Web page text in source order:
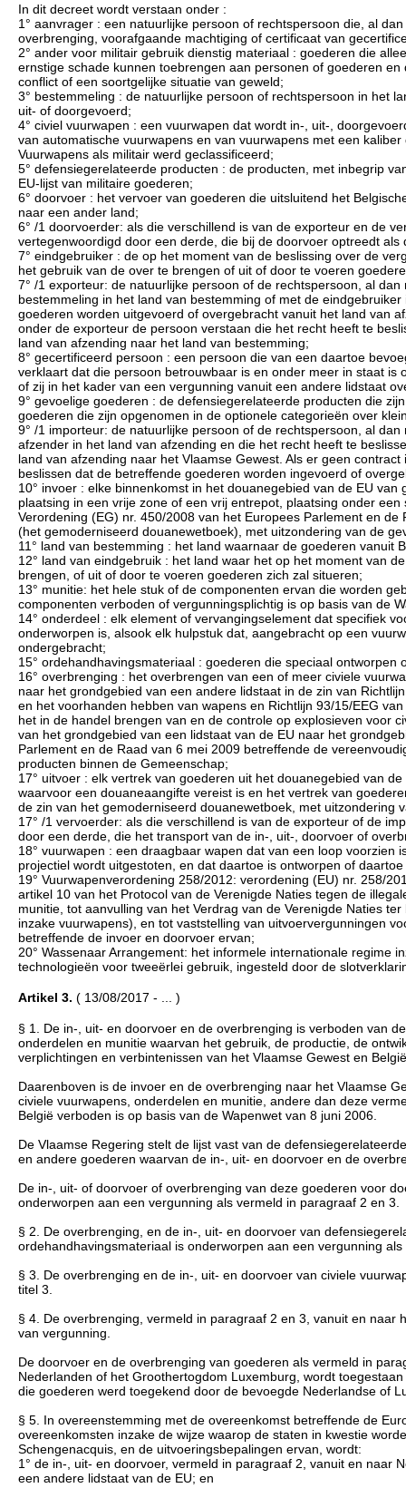
In dit decreet wordt verstaan onder :
1° aanvrager : een natuurlijke persoon of rechtspersoon die, al
overbrenging, voorafgaande machtiging of certificaat van
2° ander voor militair gebruik dienstig materiaal : goederen die
ernstige schade kunnen toebrengen aan personen of goederen
conflict of een soortgelijke situatie van geweld;
3° bestemmeling : de natuurlijke persoon of rechtspersoon in het
uit- of doorgevoerd;
4° civiel vuurwapen : een vuurwapen dat wordt in-, uit-,
van automatische vuurwapens en van vuurwapens met een
Vuurwapens als militair werd geclassificeerd;
5° defensiegerelateerde producten : de producten, met inbegrip
EU-lijst van militaire goederen;
6° doorvoer : het vervoer van goederen die uitsluitend het
naar een ander land;
6° /1 doorvoerder: als die verschillend is van de exporteur en de
vertegenwoordigd door een derde, die bij de doorvoer optreedt
7° eindgebruiker : de op het moment van de beslissing over de
het gebruik van de over te brengen of uit of door te voeren
7° /1 exporteur: de natuurlijke persoon of de rechtspersoon, al
bestemmeling in het land van bestemming of met de
goederen worden uitgevoerd of overgebracht vanuit het land van
onder de exporteur de persoon verstaan die het recht heeft te
land van afzending naar het land van bestemming;
8° gecertificeerd persoon : een persoon die van een daartoe
verklaart dat die persoon betrouwbaar is en onder meer in staat
of zij in het kader van een vergunning vanuit een andere lidstaat
9° gevoelige goederen : de defensiegerelateerde producten die
goederen die zijn opgenomen in de optionele categorieën over
9° /1 importeur: de natuurlijke persoon of de rechtspersoon, al
afzender in het land van afzending en die het recht heeft te
land van afzending naar het Vlaamse Gewest. Als er geen
beslissen dat de betreffende goederen worden ingevoerd of
10° invoer : elke binnenkomst in het douanegebied van de EU
plaatsing in een vrije zone of een vrij entrepot, plaatsing onder
Verordening (EG) nr. 450/2008 van het Europees Parlement en
(het gemoderniseerd douanewetboek), met uitzondering van de
11° land van bestemming : het land waarnaar de goederen vanuit
12° land van eindgebruik : het land waar het op het moment van
brengen, of uit of door te voeren goederen zich zal situeren;
13° munitie: het hele stuk of de componenten ervan die worden
componenten verboden of vergunningsplichtig is op basis van de
14° onderdeel : elk element of vervangingselement dat specifiek
onderworpen is, alsook elk hulpstuk dat, aangebracht op een
ondergebracht;
15° ordehandhavingsmateriaal : goederen die speciaal
16° overbrenging : het overbrengen van een of meer civiele
naar het grondgebied van een andere lidstaat in de zin van
en het voorhanden hebben van wapens en Richtlijn 93/15/EEG
het in de handel brengen van en de controle op explosieven voor
van het grondgebied van een lidstaat van de EU naar het
Parlement en de Raad van 6 mei 2009 betreffende de
producten binnen de Gemeenschap;
17° uitvoer : elk vertrek van goederen uit het douanegebied van
waarvoor een douaneaangifte vereist is en het vertrek van
de zin van het gemoderniseerd douanewetboek, met uitzondering
17° /1 vervoerder: als die verschillend is van de exporteur of de
door een derde, die het transport van de in-, uit-, doorvoer of
18° vuurwapen : een draagbaar wapen dat van een loop
projectiel wordt uitgestoten, en dat daartoe is ontworpen of
19° Vuurwapenverordening 258/2012: verordening (EU) nr. 258/
artikel 10 van het Protocol van de Verenigde Naties tegen de
munitie, tot aanvulling van het Verdrag van de Verenigde Naties
inzake vuurwapens), en tot vaststelling van uitvoervergunningen
betreffende de invoer en doorvoer ervan;
20° Wassenaar Arrangement: het informele internationale regime
technologieën voor tweeërlei gebruik, ingesteld door de
Artikel 3. ( 13/08/2017 - ... )
§ 1. De in-, uit- en doorvoer en de overbrenging is verboden van
onderdelen en munitie waarvan het gebruik, de productie, de
verplichtingen en verbintenissen van het Vlaamse Gewest en
Daarenboven is de invoer en de overbrenging naar het Vlaamse
civiele vuurwapens, onderdelen en munitie, andere dan deze
België verboden is op basis van de Wapenwet van 8 juni 2006.
De Vlaamse Regering stelt de lijst vast van de
en andere goederen waarvan de in-, uit- en doorvoer en de
De in-, uit- of doorvoer of overbrenging van deze goederen voor
onderworpen aan een vergunning als vermeld in paragraaf 2 en 3.
§ 2. De overbrenging, en de in-, uit- en doorvoer van
ordehandhavingsmateriaal is onderworpen aan een vergunning
§ 3. De overbrenging en de in-, uit- en doorvoer van civiele
titel 3.
§ 4. De overbrenging, vermeld in paragraaf 2 en 3, vanuit en
van vergunning.
De doorvoer en de overbrenging van goederen als vermeld in
Nederlanden of het Groothertogdom Luxemburg, wordt
die goederen werd toegekend door de bevoegde Nederlandse of
§ 5. In overeenstemming met de overeenkomst betreffende de
overeenkomsten inzake de wijze waarop de staten in kwestie
Schengenacquis, en de uitvoeringsbepalingen ervan, wordt:
1° de in-, uit- en doorvoer, vermeld in paragraaf 2, vanuit en naar
een andere lidstaat van de EU; en